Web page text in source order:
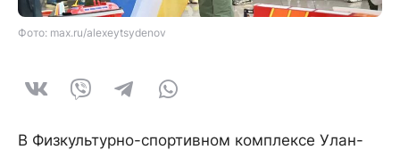
Фото: max.ru/alexeytsydenov
В Физкультурно-спортивном комплексе Улан-